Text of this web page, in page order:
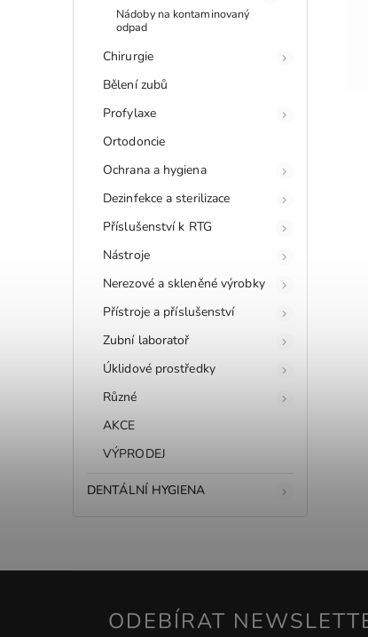
Nádoby na kontaminovaný
odpad
Chirurgie
Bělení zubů
Profylaxe
Ortodoncie
Ochrana a hygiena
Dezinfekce a sterilizace
Příslušenství k RTG
Nástroje
Nerezové a skleněné výrobky
Přístroje a příslušenství
Zubní laboratoř
Úklidové prostředky
Různé
AKCE
VÝPRODEJ
DENTÁLNÍ HYGIENA
ODEBÍRAT